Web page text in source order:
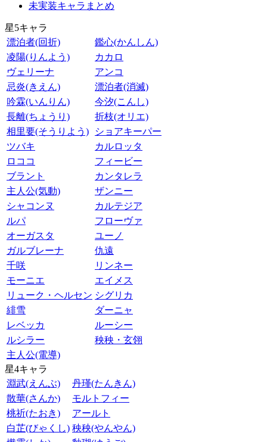
未実装キャラまとめ
星5キャラ
漂泊者(回折)
鑑心(かんしん)
凌陽(りんよう)
カカロ
ヴェリーナ
アンコ
忌炎(きえん)
漂泊者(消滅)
吟霖(いんりん)
今汐(こんし)
長離(ちょうり)
折枝(オリエ)
相里要(そうりよう)
ショアキーパー
ツバキ
カルロッタ
ロココ
フィービー
ブラント
カンタレラ
主人公(気動)
ザンニー
シャコンヌ
カルテジア
ルパ
フローヴァ
オーガスタ
ユーノ
ガルブレーナ
仇遠
千咲
リンネー
モーニエ
エイメス
リューク・ヘルセン シグリカ
緋雪
ダーニャ
レベッカ
ルーシー
ルシラー
秧秧・玄翎
主人公(電導)
星4キャラ
淵武(えんぶ)
丹瑾(たんきん)
散華(さんか)
モルトフィー
桃祈(たおき)
アールト
白芷(びゃくし) 秧秧(やんやん)